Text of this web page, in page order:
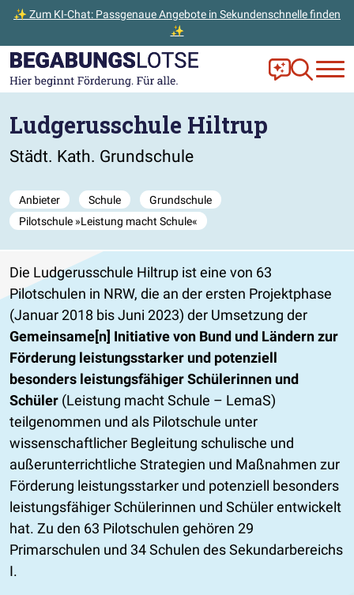
✨ Zum KI-Chat: Passgenaue Angebote in Sekundenschnelle finden
✨
Zum Hauptinhalt der Seite springen
Zur Startseite gehen Frag Ella!
Zur
Ludgerusschule Hiltrup
Städt. Kath. Grundschule
Anbieter Schule
Grundschule
Pilotschule »Leistung macht Schule«
Die Ludgerusschule Hiltrup ist eine von 63
Pilotschulen in NRW, die an der ersten Projektphase
(Januar 2018 bis Juni 2023) der Umsetzung der
Gemeinsame[n] Initiative von Bund und Ländern zur
Förderung leistungsstarker und potenziell
besonders leistungsfähiger Schülerinnen und
Schüler (Leistung macht Schule – LemaS)
teilgenommen und als Pilotschule unter
wissenschaftlicher Begleitung schulische und
außerunterrichtliche Strategien und Maßnahmen zur
Förderung leistungsstarker und potenziell besonders
leistungsfähiger Schülerinnen und Schüler entwickelt
hat. Zu den 63 Pilotschulen gehören 29
Primarschulen und 34 Schulen des Sekundarbereichs
I.